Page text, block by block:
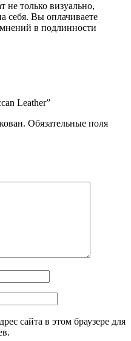
только визуально,
себя. Вы оплачиваете
в подлинности
Leather”
Обязательные поля
сайта в этом браузере для